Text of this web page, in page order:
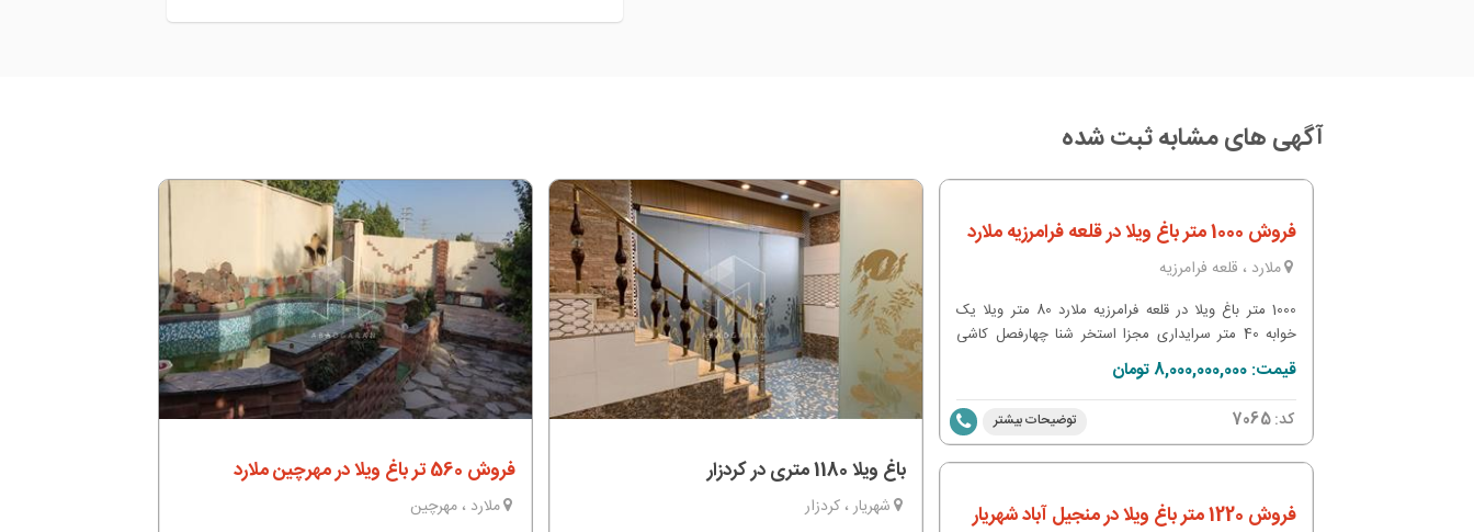
آگهی های مشابه ثبت شده
فروش 560 تر باغ ویلا در مهرچین ملارد
ملارد ، مهرچین
باغ ویلا 1180 متری در کردزار
شهریار ، کردزار
فروش 1000 متر باغ ویلا در قلعه فرامرزیه ملارد
ملارد ، قلعه فرامرزیه
1000 متر باغ ویلا در قلعه فرامرزیه ملارد 80 متر ویلا یک
خوابه 40 متر سرایداری مجزا استخر شنا چهارفصل کاشی
کاری شده به همراه تصفیه خانه بنا قدیمی می باشد و
مشکلی از جانب تخریب جهاد ندارد انشعابات آب ، برق و گاز
مصرفی واگذاری ملک به صورت قولنامه و وکالت از سند مادر
عرصه و اعیان
قیمت: 8,000,000,000 تومان
کد:7065 توضیحات بیشتر
فروش 1220 متر باغ ویلا در منجیل آباد شهریار